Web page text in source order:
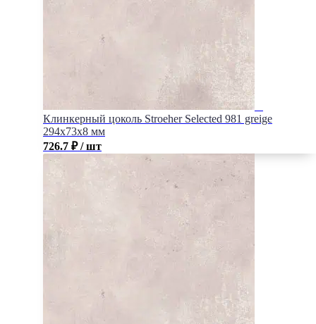
Клинкерный цоколь Stroeher Selected 981 greige
294х73х8 мм
726.7 ₽ / шт